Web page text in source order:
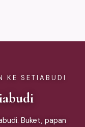
KE SETIABUDI
Buket, papan